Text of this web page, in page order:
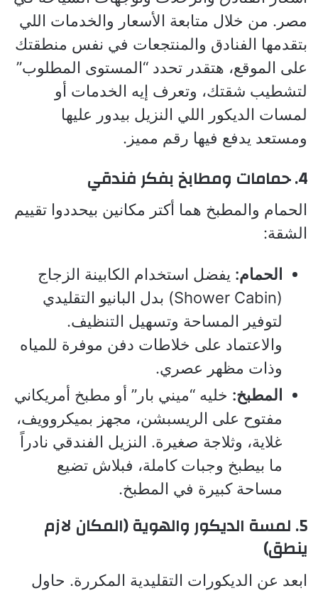
مصر. من خلال متابعة الأسعار والخدمات اللي
بتقدمها الفنادق والمنتجعات في نفس منطقتك
على الموقع، هتقدر تحدد “المستوى المطلوب”
لتشطيب شقتك، وتعرف إيه الخدمات أو
لمسات الديكور اللي النزيل بيدور عليها
ومستعد يدفع فيها رقم مميز.
4. حمامات ومطابخ بفكر فندقي
الحمام والمطبخ هما أكتر مكانين بيحددوا تقييم
الشقة:
الحمام: يفضل استخدام الكابينة الزجاج
(Shower Cabin) بدل البانيو التقليدي
لتوفير المساحة وتسهيل التنظيف.
والاعتماد على خلاطات دفن موفرة للمياه
وذات مظهر عصري.
المطبخ: خليه “ميني بار” أو مطبخ أمريكاني
مفتوح على الريسبشن، مجهز بميكروويف،
غلاية، وثلاجة صغيرة. النزيل الفندقي نادراً
ما بيطبخ وجبات كاملة، فبلاش تضيع
مساحة كبيرة في المطبخ.
5. لمسة الديكور والهوية (المكان لازم
ينطق)
ابعد عن الديكورات التقليدية المكررة. حاول